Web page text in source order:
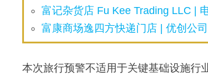
富记杂货店 Fu Kee Trading LLC |
富康商场逸四方快递门店 | 优创公司
本次旅行预警不适用于关键基础设施行